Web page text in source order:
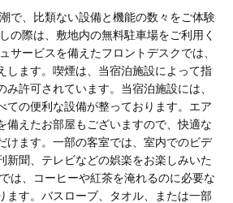
で、比類ない設備と機能の数々をご体験
の際は、敷地内の無料駐車場をご利用く
サービスを備えたフロントデスクでは、
します。喫煙は、当宿泊施設によって指
み許可されています。当宿泊施設には、
ての便利な設備が整っております。エア
備えたお部屋もございますので、快適な
けます。一部の客室では、室内でのビデ
新聞、テレビなどの娯楽をお楽しみいた
は、コーヒーや紅茶を淹れるのに必要な
ます。バスローブ、タオル、または一部